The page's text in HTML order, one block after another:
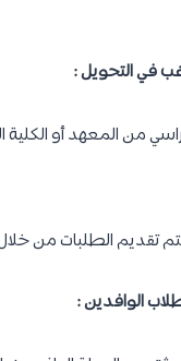
في التحويل :
من المعهد أو الكلية
تقديم الطلبات من
الوافدين :